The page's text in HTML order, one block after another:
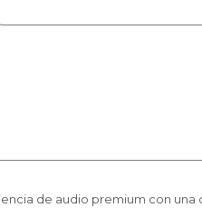
de audio premium con una